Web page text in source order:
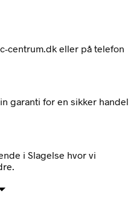
centrum.dk eller på telefon
garanti for en sikker handel
i Slagelse hvor vi